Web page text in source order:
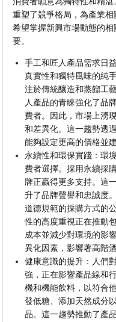
重塑了競爭格局，為產業
希望掌握新興市場動態的
要。
手工和匠人產品需求日
真實性和獨特風味的純
注於傳統釀造和蒸餾工
人產品的青睞強化了品
費者。因此，市場上湧
和差異化。這一趨勢透
能夠設定更高的價格並
永續性和環保實踐：環
費者選擇。採用永續採
牌正贏得更多支持。這
升了品牌聲譽和忠誠度
道德規範的採購方式的
性的高度重視正在推動
成本並減少對環境的影
異化因素，影響著高階
健康意識的提升：人們
強，正在影響產品線和
機和機能飲料，以符合
發低糖、添加天然成分
品。這一趨勢推動了產